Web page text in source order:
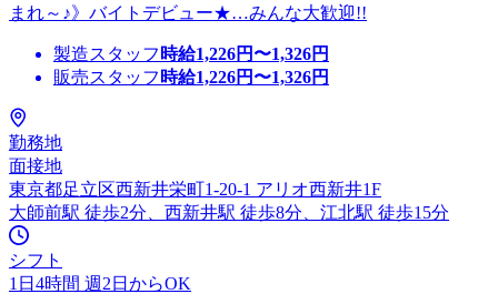
まれ～♪》バイトデビュー★…みんな大歓迎!!
製造スタッフ 時給1,226円〜1,326円
販売スタッフ 時給1,226円〜1,326円
勤務地
面接地
東京都足立区西新井栄町1-20-1 アリオ西新井1F
大師前駅 徒歩2分、西新井駅 徒歩8分、江北駅 徒歩15分
シフト
1日4時間 週2日からOK